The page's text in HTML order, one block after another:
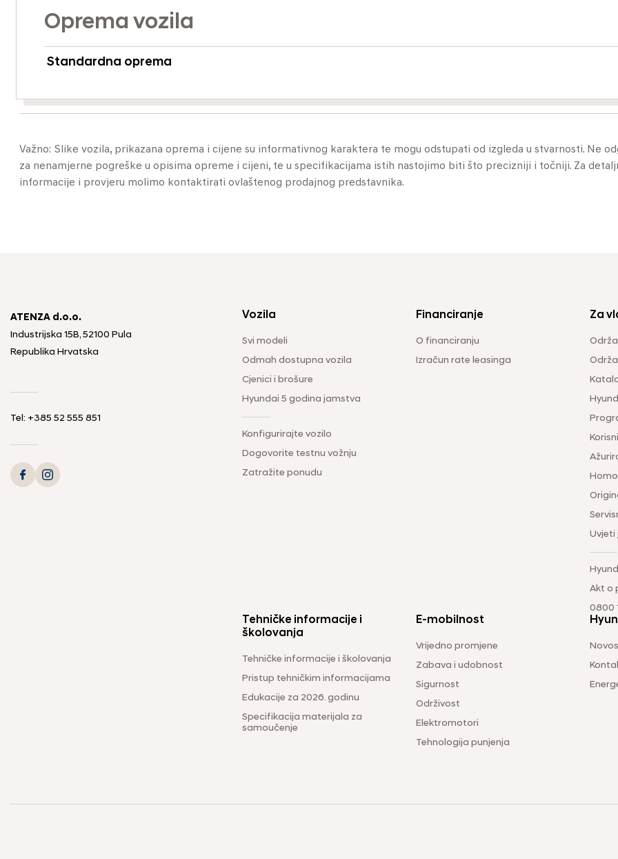
Oprema vozila
Standardna oprema
Važno: Slike vozila, prikazana oprema i cijene su informativnog karaktera te mogu odstupati od izgleda u stvarnosti. Ne
za nenamjerne pogreške u opisima opreme i cijeni, te u specifikacijama istih nastojimo biti što precizniji i točniji. Za
informacije i provjeru molimo kontaktirati ovlaštenog prodajnog predstavnika.
ATENZA d.o.o.
Industrijska 15B, 52100 Pula
Republika Hrvatska
Tel: +385 52 555 851
Vozila
Svi modeli
Odmah dostupna vozila
Cjenici i brošure
Hyundai 5 godina jamstva
Konfigurirajte vozilo
Dogovorite testnu vožnju
Zatražite ponudu
Financiranje
O financiranju
Izračun rate leasinga
Za
Uvjeti
Akt o
0800
Tehničke informacije i
školovanja
Tehničke informacije i školovanja
Pristup tehničkim informacijama
Edukacije za 2026. godinu
Specifikacija materijala za
samoučenje
E-mobilnost
Vrijedno promjene
Zabava i udobnost
Sigurnost
Održivost
Elektromotori
Tehnologija punjenja